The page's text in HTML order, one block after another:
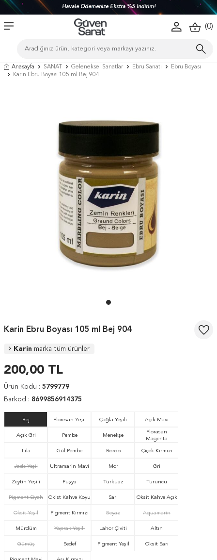
Havale Ödemenize Ekstra %5 İndirim!
(0)
Anasayfa SANAT Geleneksel Sanatlar Ebru Sanatı
Ebru Boyası
Karin Ebru Boyası 105 ml Bej 904
Karin Ebru Boyası 105 ml Bej 904
Karin marka tüm ürünler
200,00 TL
Ürün Kodu : 5799779
Barkod : 8699856914375
Bej Floresan Yeşil Çağla Yeşili Açık Mavi
Açık Gri Pembe Menekşe
Florasan
Magenta
Lila Gül Pembe Bordo Çiçek Kırmızı
Jade Yeşil Ultramarin Mavi Mor Gri
Zeytin Yeşili Fuşya Turkuaz Turuncu
Pigment Siyah Okist Kahve Koyu Sarı Oksit Kahve Açık
Oksit Yeşil Pigment Kırmızı Beyaz Aquamarin
Mürdüm Yaprak Yeşili Lahor Çiviti Altın
Gümüş Sedef Pigment Yeşil Oksit Sarı